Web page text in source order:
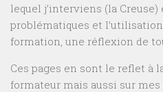
lequel j’interviens (la
problématiques et
formation, une réflexion de
Ces pages en sont le reflet à
formateur mais aussi sur mes